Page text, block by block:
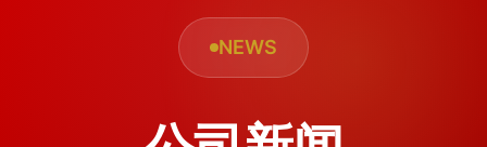
NEWS